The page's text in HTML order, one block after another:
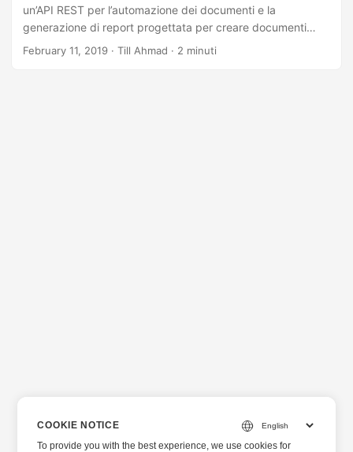
un’API REST per l’automazione dei documenti e la
generazione di report progettata per creare documenti
personalizzati dai modelli. Questa API REST assembla in
February 11, 2019 · Till Ahmad · 2 minuti
COOKIE NOTICE
To provide you with the best experience, we use cookies for